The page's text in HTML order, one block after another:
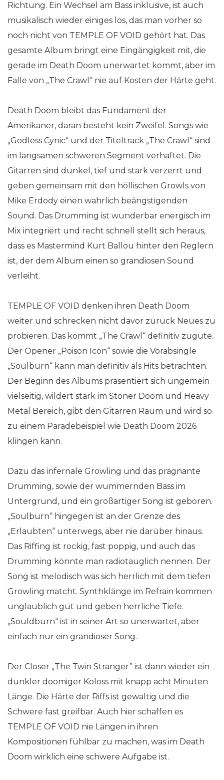
Richtung. Ein Wechsel am Bass inklusive, ist auch
musikalisch wieder einiges los, das man vorher so
noch nicht von TEMPLE OF VOID gehört hat. Das
gesamte Album bringt eine Eingängigkeit mit, die
gerade im Death Doom unerwartet kommt, aber im
Falle von „The Crawl“ nie auf Kosten der Härte geht.
Death Doom bleibt das Fundament der
Amerikaner, daran besteht kein Zweifel. Songs wie
„Godless Cynic“ und der Titeltrack „The Crawl“ sind
im langsamen schweren Segment verhaftet. Die
Gitarren sind dunkel, tief und stark verzerrt und
geben gemeinsam mit den höllischen Growls von
Mike Erdody einen wahrlich beängstigenden
Sound. Das Drumming ist wunderbar energisch im
Mix integriert und recht schnell stellt sich heraus,
dass es Mastermind Kurt Ballou hinter den Reglern
ist, der dem Album einen so grandiosen Sound
verleiht.
TEMPLE OF VOID denken ihren Death Doom
weiter und schrecken nicht davor zurück Neues zu
probieren. Das kommt „The Crawl“ definitiv zugute.
Der Opener „Poison Icon“ sowie die Vorabsingle
„Soulburn“ kann man definitiv als Hits betrachten.
Der Beginn des Albums präsentiert sich ungemein
vielseitig, wildert stark im Stoner Doom und Heavy
Metal Bereich, gibt den Gitarren Raum und wird so
zu einem Paradebeispiel wie Death Doom 2026
klingen kann.
Dazu das infernale Growling und das prägnante
Drumming, sowie der wummernden Bass im
Untergrund, und ein großartiger Song ist geboren.
„Soulburn“ hingegen ist an der Grenze des
„Erlaubten“ unterwegs, aber nie darüber hinaus.
Das Riffing ist rockig, fast poppig, und auch das
Drumming könnte man radiotauglich nennen. Der
Song ist melodisch was sich herrlich mit dem tiefen
Growling matcht. Synthklänge im Refrain kommen
unglaublich gut und geben herrliche Tiefe.
„Souldburn“ ist in seiner Art so unerwartet, aber
einfach nur ein grandioser Song.
Der Closer „The Twin Stranger” ist dann wieder ein
dunkler doomiger Koloss mit knapp acht Minuten
Länge. Die Härte der Riffs ist gewaltig und die
Schwere fast greifbar. Auch hier schaffen es
TEMPLE OF VOID nie Längen in ihren
Kompositionen fühlbar zu machen, was im Death
Doom wirklich eine schwere Aufgabe ist.